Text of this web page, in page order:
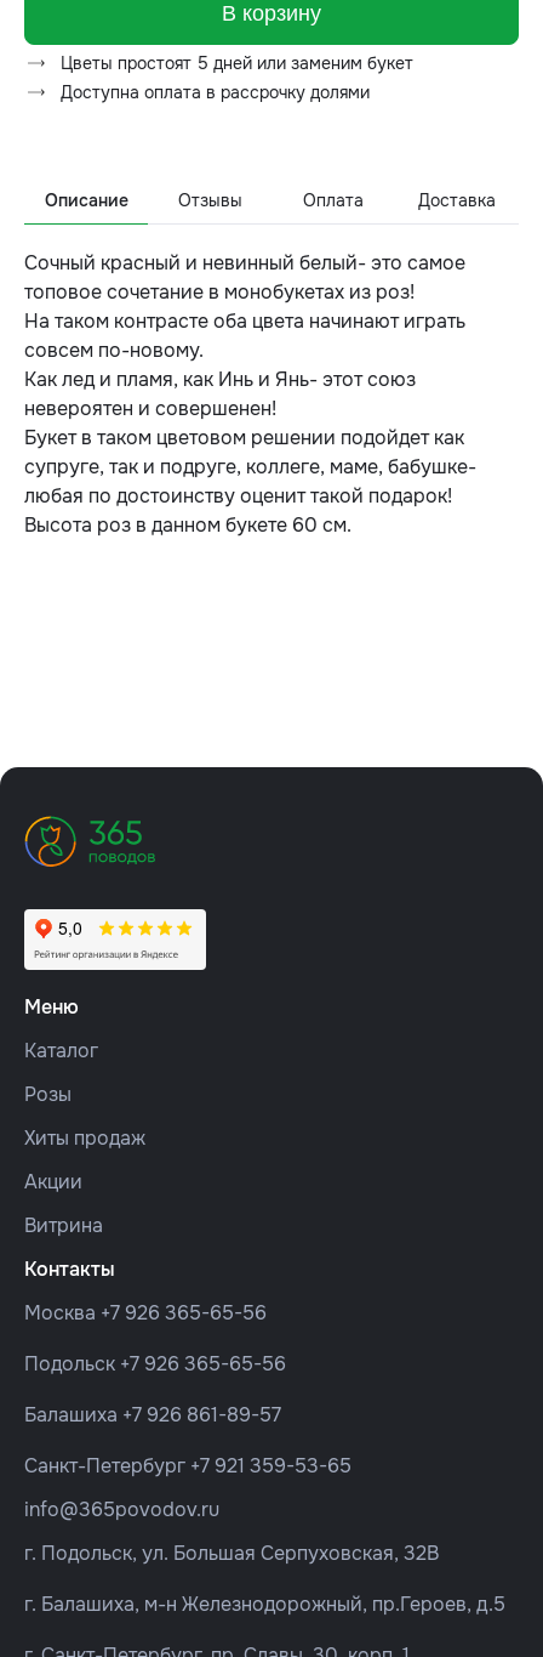
В корзину
Цветы простоят 5 дней или заменим букет
Доступна оплата в рассрочку долями
Описание Отзывы Оплата Доставка
Сочный красный и невинный белый- это самое
топовое сочетание в монобукетах из роз!
На таком контрасте оба цвета начинают играть
совсем по-новому.
Как лед и пламя, как Инь и Янь- этот союз
невероятен и совершенен!
Букет в таком цветовом решении подойдет как
супруге, так и подруге, коллеге, маме, бабушке-
любая по достоинству оценит такой подарок!
Высота роз в данном букете 60 см.
Меню
Каталог
Розы
Хиты продаж
Акции
Витрина
Контакты
Москва +7 926 365-65-56
Подольск +7 926 365-65-56
Балашиха +7 926 861-89-57
Санкт-Петербург +7 921 359-53-65
info@365povodov.ru
г. Подольск, ул. Большая Серпуховская, 32В
г. Балашиха, м-н Железнодорожный, пр.Героев, д.5